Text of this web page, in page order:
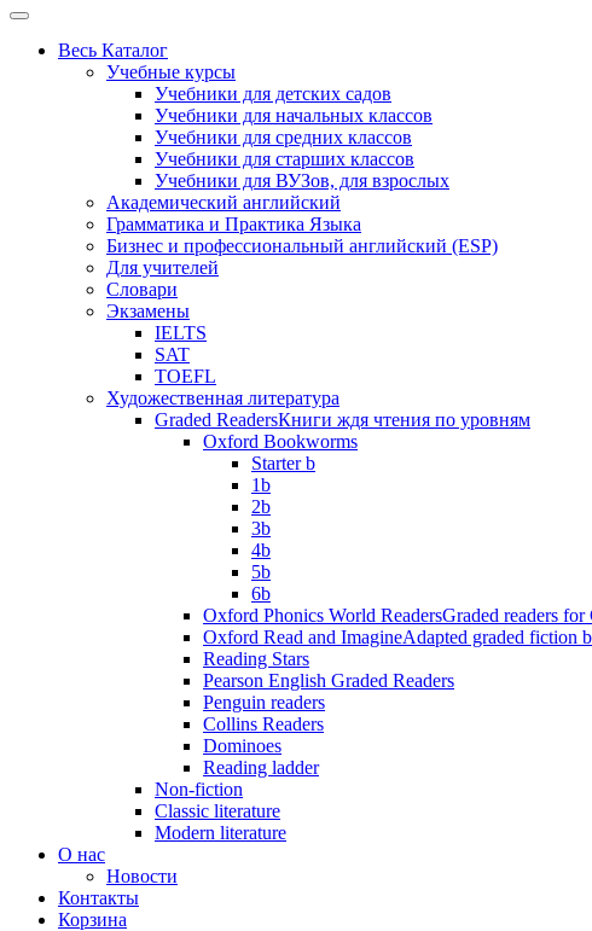
Весь Каталог
Учебные курсы
Учебники для детских садов
Учебники для начальных классов
Учебники для средних классов
Учебники для старших классов
Учебники для ВУЗов, для взрослых
Академический английский
Грамматика и Практика Языка
Бизнес и профессиональный английский (ESP)
Для учителей
Словари
Экзамены
IELTS
SAT
TOEFL
Художественная литература
Graded ReadersКниги ждя чтения по уровням
Oxford Bookworms
Starter b
1b
2b
3b
4b
5b
6b
Oxford Phonics World ReadersGraded readers
Oxford Read and ImagineAdapted graded fiction
Reading Stars
Pearson English Graded Readers
Penguin readers
Collins Readers
Dominoes
Reading ladder
Non-fiction
Classic literature
Modern literature
О нас
Новости
Контакты
Корзина